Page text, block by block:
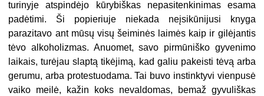
turinyje atspindėjo kūrybiškas nepasitenkinimas esama
padėtimi. Ši popieriuje niekada neįsikūnijusi knyga
parazitavo ant mūsų visų šeiminės laimės kaip ir gilėjantis
tėvo alkoholizmas. Anuomet, savo pirmūniško gyvenimo
laikais, turėjau slaptą tikėjimą, kad galiu pakeisti tėvą arba
gerumu, arba protestuodama. Tai buvo instinktyvi vienpusė
vaiko meilė, kažin koks nevaldomas, bemaž gyvuliškas